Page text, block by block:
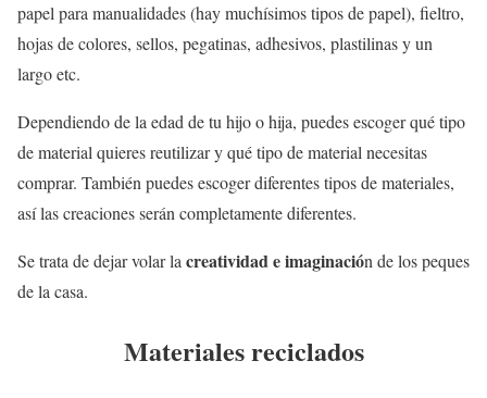
papel para manualidades (hay muchísimos tipos de papel), fieltro,
hojas de colores, sellos, pegatinas, adhesivos, plastilinas y un
largo etc.
Dependiendo de la edad de tu hijo o hija, puedes escoger qué tipo
de material quieres reutilizar y qué tipo de material necesitas
comprar. También puedes escoger diferentes tipos de materiales,
así las creaciones serán completamente diferentes.
Se trata de dejar volar lacreatividad e imaginación de los peques
de la casa.
Materiales reciclados